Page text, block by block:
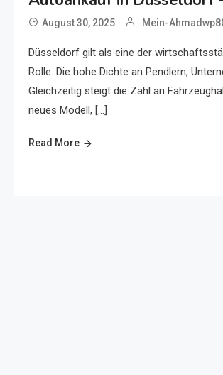
August 30, 2025 Mein-
Düsseldorf gilt als eine der
Rolle. Die hohe Dichte an Pendlern,
Gleichzeitig steigt die Zahl an
neues Modell, […]
Read More